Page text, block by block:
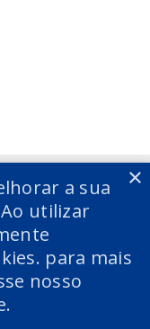
×
a sua
utilizar
para mais
nosso